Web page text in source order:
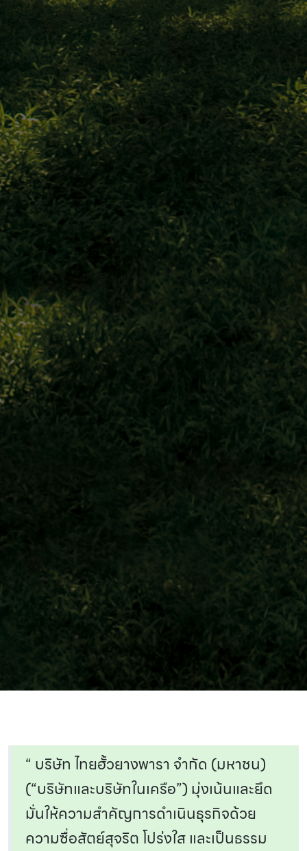
“ บริษัท ไทยฮั้วยางพารา จำกัด (มหาชน)
(“บริษัทและบริษัทในเครือ”) มุ่งเน้นและยึด
มั่นให้ความสำคัญการดำเนินธุรกิจด้วย
ความซื่อสัตย์สุจริต โปร่งใส และเป็นธรรม